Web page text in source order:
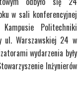
w sali konferencyjnej
Kampusie Politechniki
ul. Warszawskiej 24 w
wydarzenia były
Inżynierów